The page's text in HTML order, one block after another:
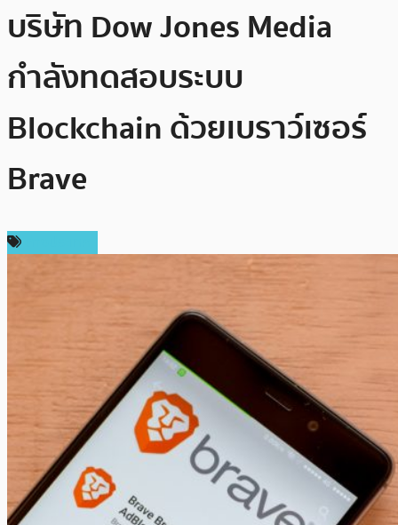
บริษัท Dow Jones Media
กำลังทดสอบระบบ
Blockchain ด้วยเบราว์เซอร์
Brave